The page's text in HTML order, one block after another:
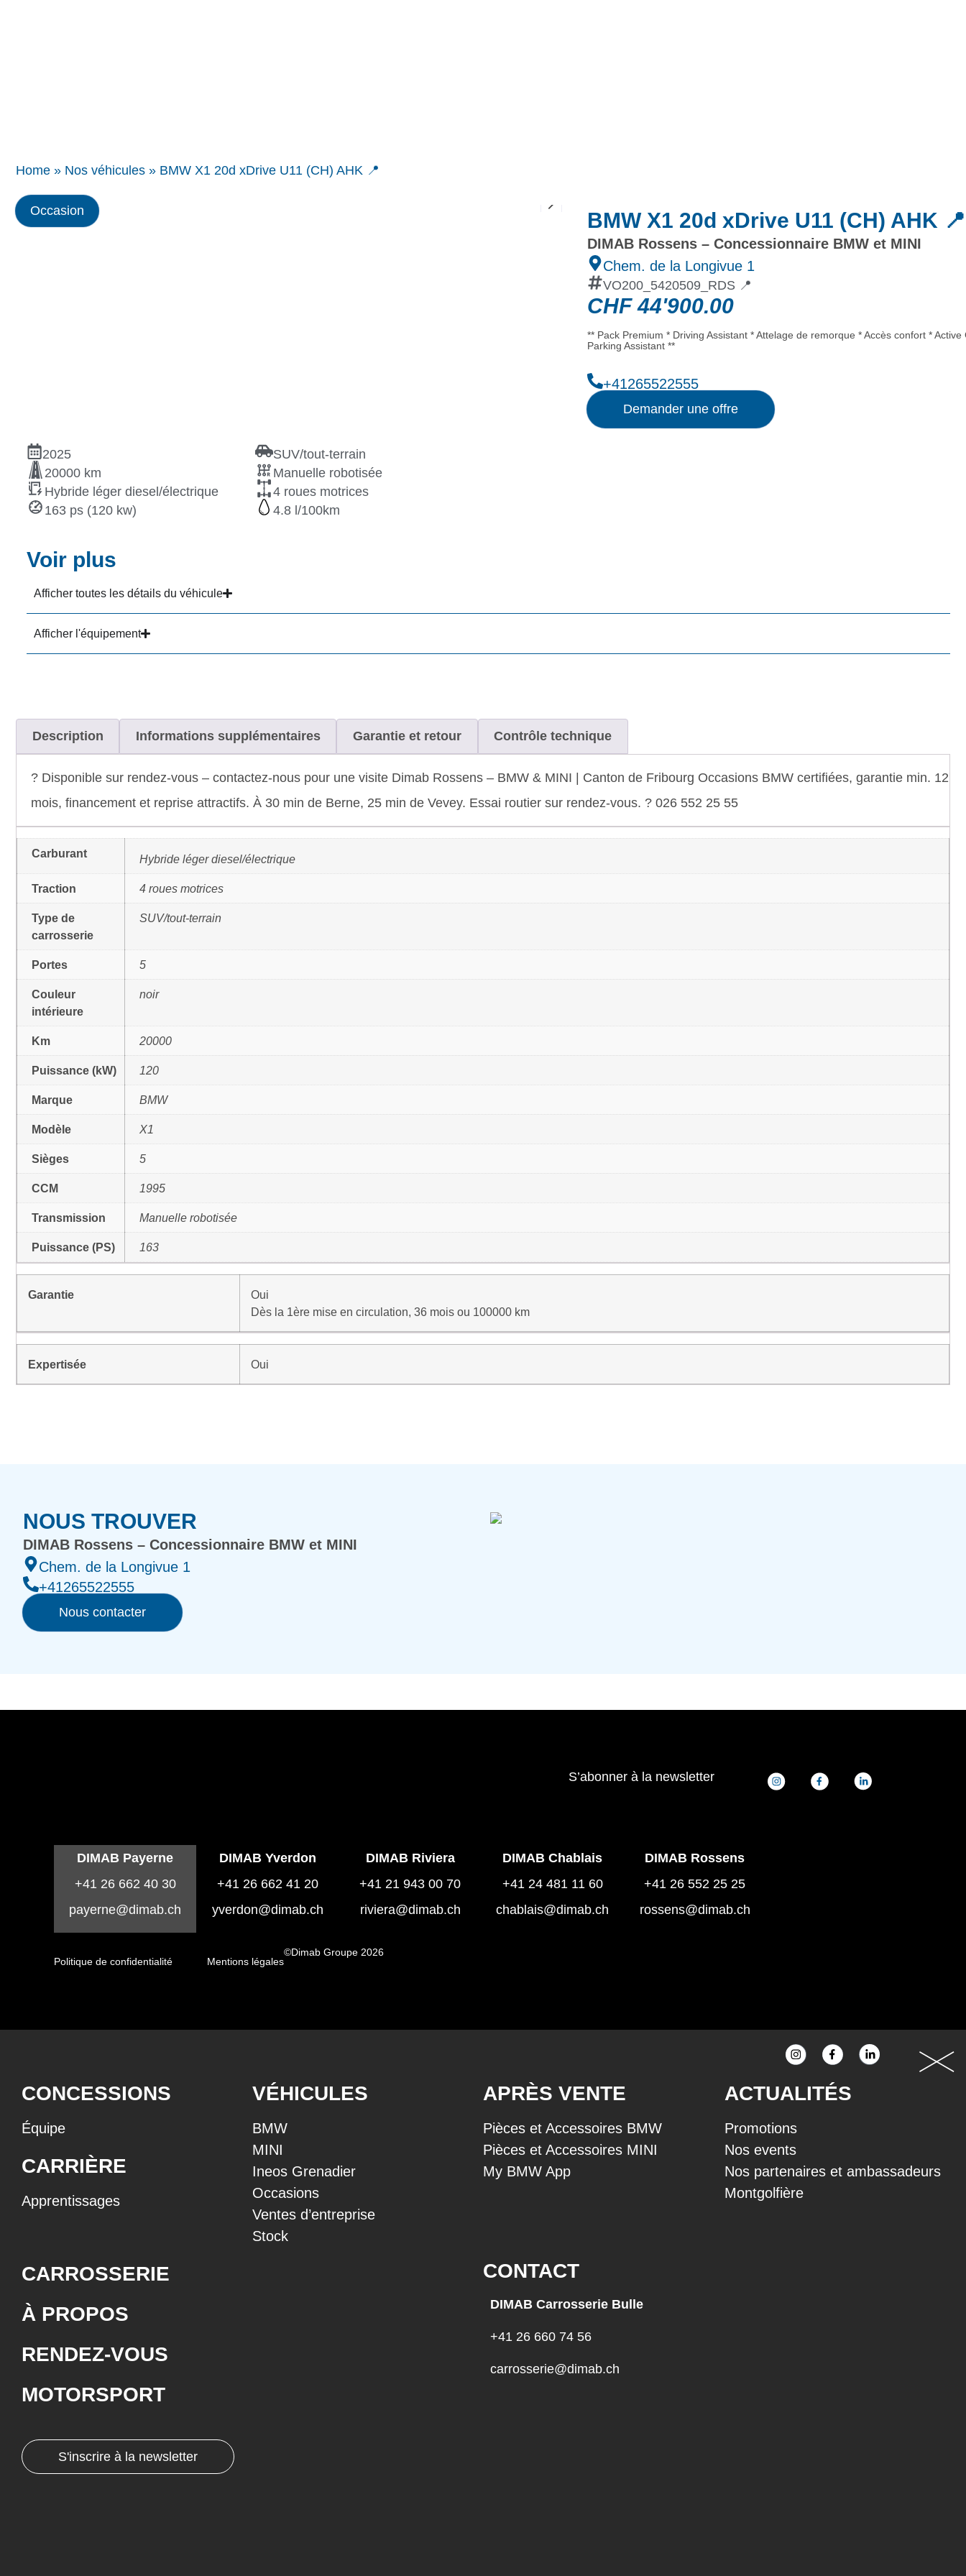
Home » Nos véhicules » BMW X1 20d xDrive U11 (CH) AHK 📍
Occasion BMW X1 20d xDrive U11 (CH) AHK 📍
DIMAB Rossens – Concessionnaire BMW et MINI
Chem. de la Longivue 1
VO200_5420509_RDS 📍
CHF44'900.00
** Pack Premium * Driving Assistant * Attelage de remorque * Accès confort * Active
Parking Assistant **
+41265522555
Demander une offre
2025
SUV/tout-terrain
20000 km
Manuelle robotisée
Hybride léger diesel/électrique
4 roues motrices
163 ps (120 kw)
4.8
Voir plus
Afficher toutes les détails du véhicule
Afficher l'équipement
Description Informations supplémentaires Garantie et retour Contrôle technique
? Disponible sur rendez-vous – contactez-nous pour une visite Dimab Rossens – BMW & MINI | Canton de Fribourg Occasions BMW certifiées, garantie min. 12
mois, financement et reprise attractifs. À 30 min de Berne, 25 min de Vevey. Essai routier sur rendez-vous. ? 026 552 25 55
Carburant Hybride léger diesel/électrique
Traction 4 roues motrices
Type de
carrosserie
SUV/tout-terrain
Portes 5
Couleur
intérieure
noir
Km 20000
Puissance (kW) 120
Marque BMW
Modèle X1
Sièges 5
CCM 1995
Transmission Manuelle robotisée
Puissance (PS) 163
Garantie
Oui
Dès la 1ère mise en circulation, 36 mois ou 100000 km
Expertisée Oui
NOUS TROUVER
DIMAB Rossens – Concessionnaire BMW et MINI
Chem. de la Longivue 1
+41265522555
Nous contacter
S’abonner à la newsletter
DIMAB Payerne
+41 26 662 40 30
payerne@dimab.ch
DIMAB Yverdon
+41 26 662 41 20
yverdon@dimab.ch
DIMAB Riviera
+41 21 943 00 70
riviera@dimab.ch
DIMAB Chablais
+41 24 481 11 60
chablais@dimab.ch
DIMAB Rossens
+41 26 552 25 25
rossens@dimab.ch
Politique de confidentialité Mentions légales
©Dimab Groupe 2026
CONCESSIONS
Équipe
CARRIÈRE
Apprentissages
VÉHICULES
BMW
MINI
Ineos Grenadier
Occasions
Ventes d’entreprise
Stock
APRÈS VENTE
Pièces et Accessoires BMW
Pièces et Accessoires MINI
My BMW App
ACTUALITÉS
Promotions
Nos events
Nos partenaires et ambassadeurs
Montgolfière
CARROSSERIE
À PROPOS
RENDEZ-VOUS
MOTORSPORT
CONTACT
DIMAB Carrosserie Bulle
+41 26 660 74 56
carrosserie@dimab.ch
S'inscrire à la newsletter